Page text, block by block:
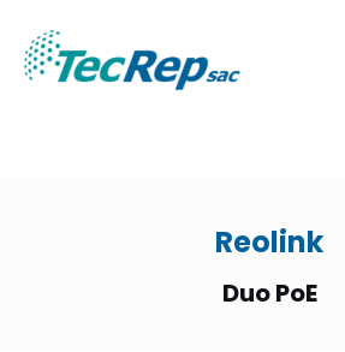
Reolink
Duo PoE